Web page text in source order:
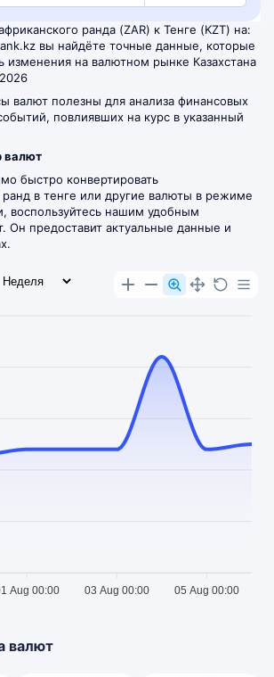
ранда (ZAR) к Тенге (KZT) на:
вы найдёте точные данные, которые
изменения на валютном рынке Казахстана
валют полезны для анализа финансовых
повлиявших на курс в указанный
валют
быстро конвертировать
в тенге или другие валюты в режиме
воспользуйтесь нашим удобным
. Он предоставит актуальные данные и
Aug 00:00 03 Aug 00:00 05 Aug 00:00
валют